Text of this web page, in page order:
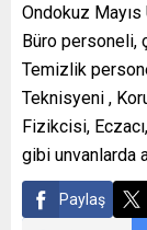
Ondokuz
Büro personeli,
Temizlik
Teknisyeni ,
Fizikcisi,
gibi unvanlarda
Paylaş